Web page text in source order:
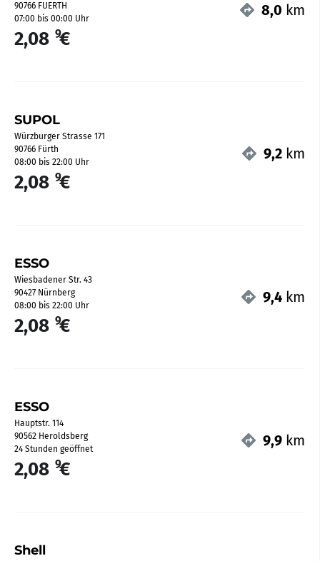
90766 FUERTH
07:00 bis 00:00 Uhr
2,08 9€
8,0 km
SUPOL
Würzburger Strasse 171
90766 Fürth
08:00 bis 22:00 Uhr
2,08 9€
9,2 km
ESSO
Wiesbadener Str. 43
90427 Nürnberg
08:00 bis 22:00 Uhr
2,08 9€
9,4 km
ESSO
Hauptstr. 114
90562 Heroldsberg
24 Stunden geöffnet
2,08 9€
9,9 km
Shell